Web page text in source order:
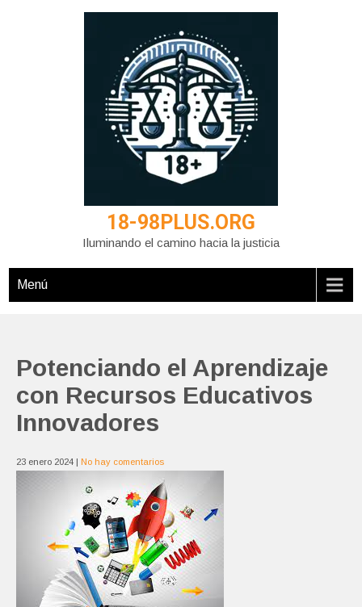
18-98PLUS.ORG
Iluminando el camino hacia la justicia
Menú
Potenciando el Aprendizaje
con Recursos Educativos
Innovadores
23 enero 2024 | No hay comentarios